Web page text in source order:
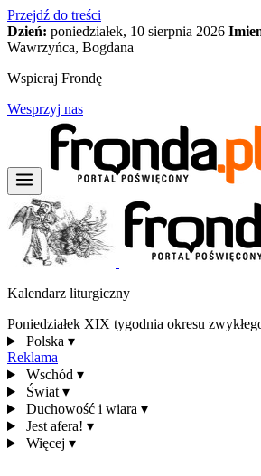
Przejdź do treści
Dzień: poniedziałek, 10 sierpnia 2026
Wawrzyńca, Bogdana
Wspieraj Frondę
Wesprzyj nas
Kalendarz liturgiczny
Poniedziałek XIX tygodnia okresu
Polska ▾
Reklama
Wschód ▾
Świat ▾
Duchowość i wiara ▾
Jest afera! ▾
Więcej ▾